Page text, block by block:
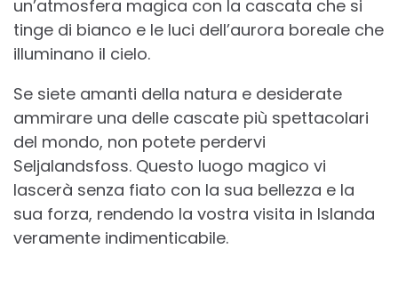
un’atmosfera magica con la cascata che si
tinge di bianco e le luci dell’aurora boreale che
illuminano il cielo.
Se siete amanti della natura e desiderate
ammirare una delle cascate più spettacolari
del mondo, non potete perdervi
Seljalandsfoss. Questo luogo magico vi
lascerà senza fiato con la sua bellezza e la
sua forza, rendendo la vostra visita in Islanda
veramente indimenticabile.